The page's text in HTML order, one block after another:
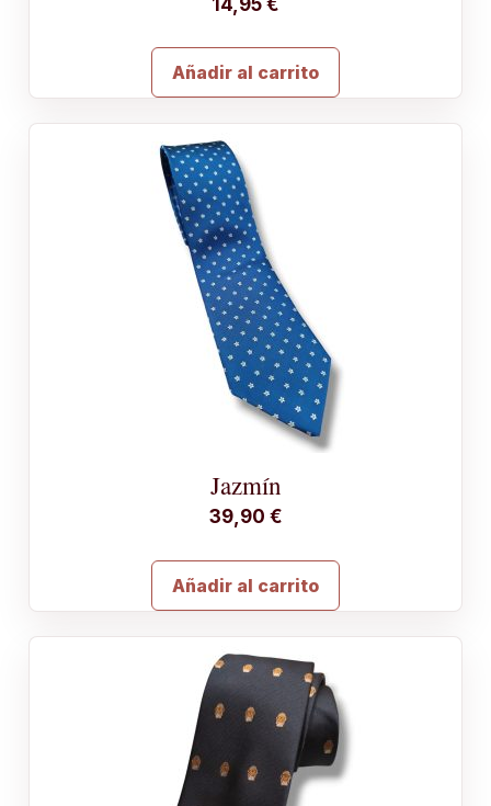
Añadir al carrito
Jazmín
39,90 €
Añadir al carrito